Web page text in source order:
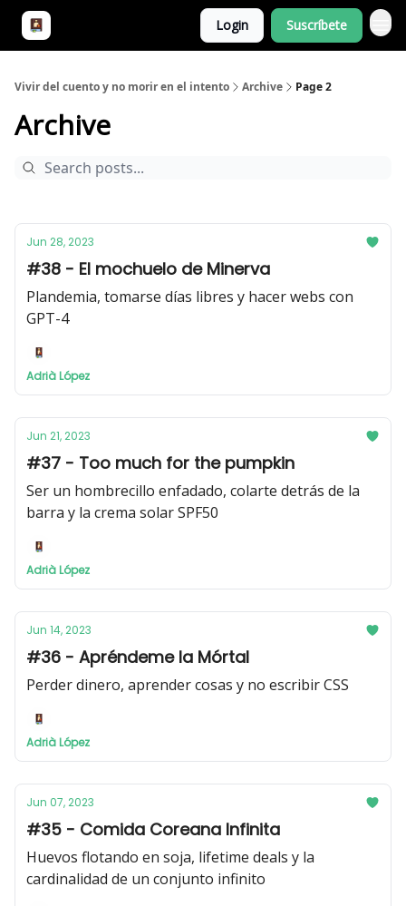
Login Suscríbete
Vivir del cuento y no morir en el intento Archive Page 2
Archive
Jun 28, 2023
#38 - El mochuelo de Minerva
Plandemia, tomarse días libres y hacer webs con
GPT-4
Adrià López
Jun 21, 2023
#37 - Too much for the pumpkin
Ser un hombrecillo enfadado, colarte detrás de la
barra y la crema solar SPF50
Adrià López
Jun 14, 2023
#36 - Apréndeme la Mórtal
Perder dinero, aprender cosas y no escribir CSS
Adrià López
Jun 07, 2023
#35 - Comida Coreana Infinita
Huevos flotando en soja, lifetime deals y la
cardinalidad de un conjunto infinito